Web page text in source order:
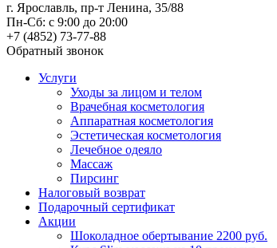
г. Ярославль, пр-т Ленина, 35/88
Пн-Сб: с 9:00 до 20:00
+7 (4852) 73-77-88
Обратный звонок
Услуги
Уходы за лицом и телом
Врачебная косметология
Аппаратная косметология
Эстетическая косметология
Лечебное одеяло
Массаж
Пирсинг
Налоговый возврат
Подарочный сертификат
Акции
Шоколадное обертывание 2200 руб.